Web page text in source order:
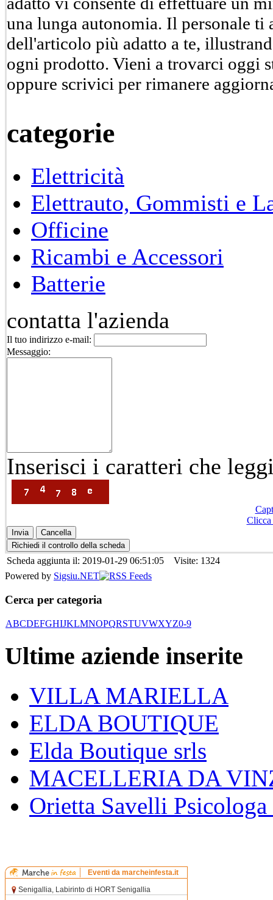
una lunga autonomia. Il personale ti
dell'articolo più adatto a te,
ogni prodotto. Vieni a trovarci oggi
oppure scrivici per rimanere
categorie
Elettricità
Elettrauto, Gommisti e
Officine
Ricambi e Accessori
Batterie
contatta l'azienda
Il tuo indirizzo e-mail:
Messaggio:
Inserisci i caratteri che
Clicca
Scheda aggiunta il: 2019-01-29 06:51:05 Visite: 1324
Powered by Sigsiu.NET
Cerca per categoria
ABCDEFGHIJKLMNOPQRSTUVWXYZ0-9
Ultime aziende inserite
VILLA MARIELLA
ELDA BOUTIQUE
Elda Boutique srls
MACELLERIA DA
Orietta Savelli Psicologa